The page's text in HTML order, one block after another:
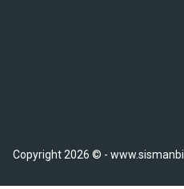
Copyright 2026 © -